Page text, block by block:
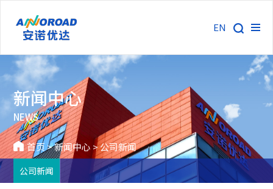
EN
新闻中心
NEWS
首页>新闻中心 >公司新闻
公司新闻